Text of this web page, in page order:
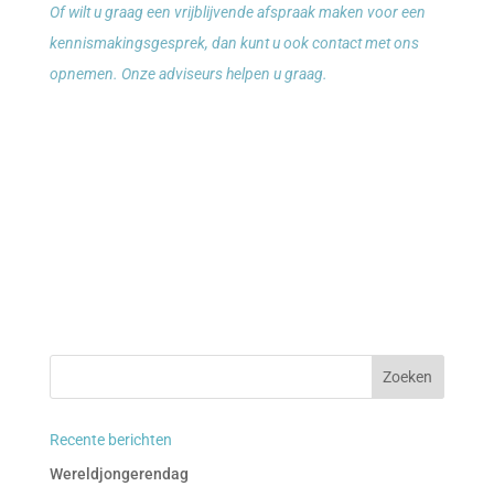
Of wilt u graag een vrijblijvende afspraak maken voor een
kennismakingsgesprek, dan kunt u ook contact met ons
opnemen. Onze adviseurs helpen u graag.
Recente berichten
Wereldjongerendag